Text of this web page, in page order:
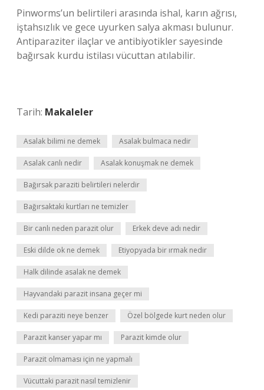
Pinworms’un belirtileri arasında ishal, karın ağrısı,
iştahsızlık ve gece uyurken salya akması bulunur.
Antiparaziter ilaçlar ve antibiyotikler sayesinde
bağırsak kurdu istilası vücuttan atılabilir.
Tarih: Makaleler
Asalak bilimi ne demek Asalak bulmaca nedir
Asalak canlı nedir Asalak konuşmak ne demek
Bağırsak paraziti belirtileri nelerdir
Bağırsaktaki kurtları ne temizler
Bir canlı neden parazit olur Erkek deve adı nedir
Eski dilde ok ne demek Etiyopyada bir ırmak nedir
Halk dilinde asalak ne demek
Hayvandaki parazit insana geçer mi
Kedi paraziti neye benzer Özel bölgede kurt neden olur
Parazit kanser yapar mı Parazit kimde olur
Parazit olmaması için ne yapmalı
Vücuttaki parazit nasıl temizlenir